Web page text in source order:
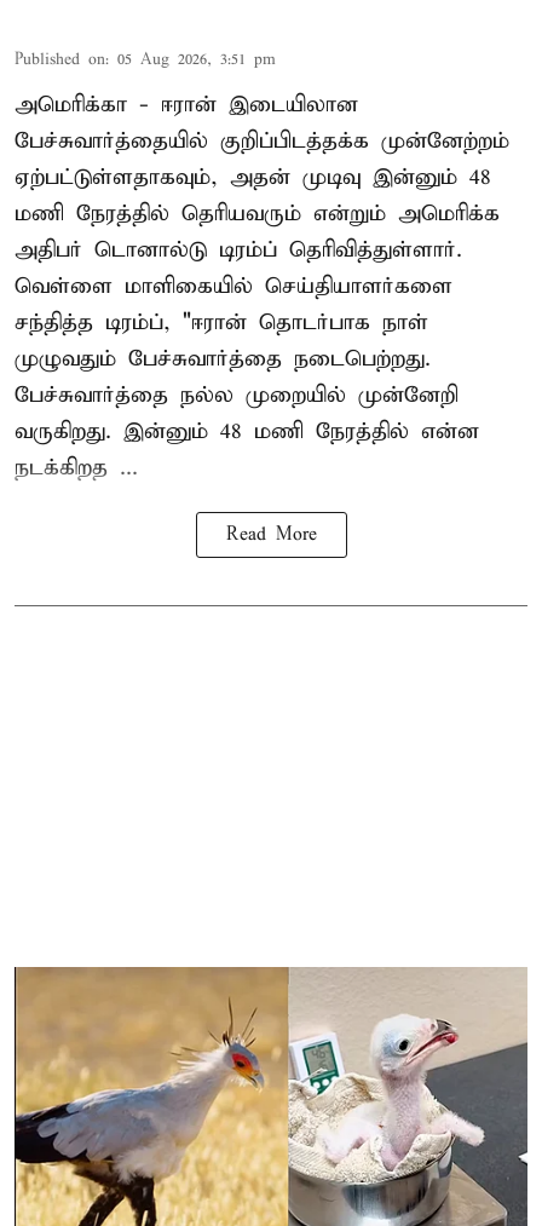
Published on: 05 Aug 2026, 3:51 pm
அமெரிக்கா - ஈரான் இடையிலான
பேச்சுவார்த்தையில் குறிப்பிடத்தக்க முன்னேற்றம்
ஏற்பட்டுள்ளதாகவும், அதன் முடிவு இன்னும் 48
மணி நேரத்தில் தெரியவரும் என்றும் அமெரிக்க
அதிபர் டொனால்டு டிரம்ப் தெரிவித்துள்ளார்.
வெள்ளை மாளிகையில் செய்தியாளர்களை
சந்தித்த டிரம்ப், "ஈரான் தொடர்பாக நாள்
முழுவதும் பேச்சுவார்த்தை நடைபெற்றது.
பேச்சுவார்த்தை நல்ல முறையில் முன்னேறி
வருகிறது. இன்னும் 48 மணி நேரத்தில் என்ன
நடக்கிறத ...
Read More